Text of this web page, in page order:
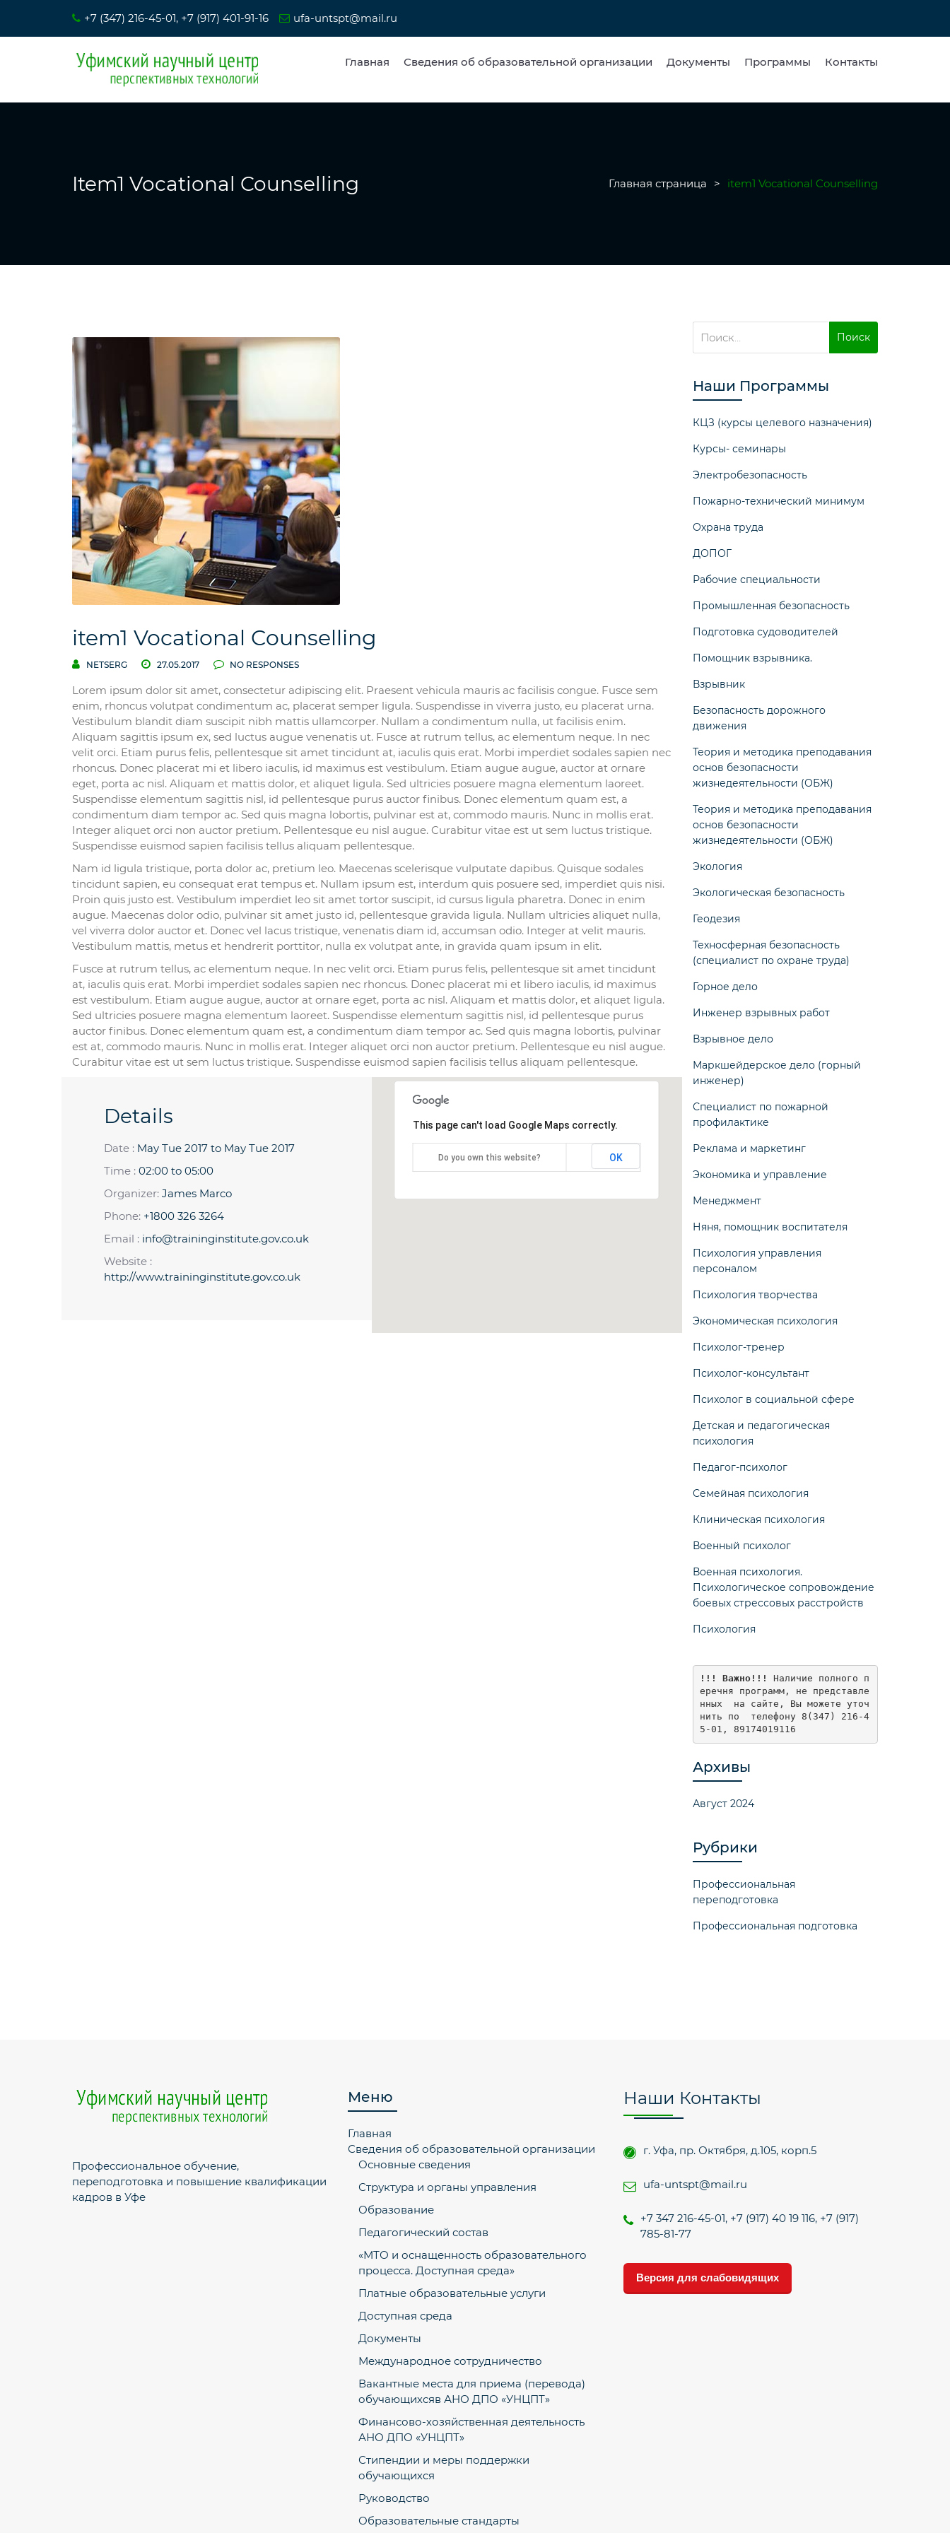
+7 (347) 216-45-01, +7 (917) 401-91-16 ufa-untspt@mail.ru
Главная Сведения об образовательной организации Документы Программы Контакты
Item1 Vocational Counselling Главная страница > item1 Vocational Counselling
item1 Vocational Counselling
NETSERG 27.05.2017 NO RESPONSES
Lorem ipsum dolor sit amet, consectetur adipiscing elit. Praesent vehicula mauris ac facilisis congue. Fusce sem
enim, rhoncus volutpat condimentum ac, placerat semper ligula. Suspendisse in viverra justo, eu placerat urna.
Vestibulum blandit diam suscipit nibh mattis ullamcorper. Nullam a condimentum nulla, ut facilisis enim.
Aliquam sagittis ipsum ex, sed luctus augue venenatis ut. Fusce at rutrum tellus, ac elementum neque. In nec
velit orci. Etiam purus felis, pellentesque sit amet tincidunt at, iaculis quis erat. Morbi imperdiet sodales sapien nec
rhoncus. Donec placerat mi et libero iaculis, id maximus est vestibulum. Etiam augue augue, auctor at ornare
eget, porta ac nisl. Aliquam et mattis dolor, et aliquet ligula. Sed ultricies posuere magna elementum laoreet.
Suspendisse elementum sagittis nisl, id pellentesque purus auctor finibus. Donec elementum quam est, a
condimentum diam tempor ac. Sed quis magna lobortis, pulvinar est at, commodo mauris. Nunc in mollis erat.
Integer aliquet orci non auctor pretium. Pellentesque eu nisl augue. Curabitur vitae est ut sem luctus tristique.
Suspendisse euismod sapien facilisis tellus aliquam pellentesque.
Nam id ligula tristique, porta dolor ac, pretium leo. Maecenas scelerisque vulputate dapibus. Quisque sodales
tincidunt sapien, eu consequat erat tempus et. Nullam ipsum est, interdum quis posuere sed, imperdiet quis nisi.
Proin quis justo est. Vestibulum imperdiet leo sit amet tortor suscipit, id cursus ligula pharetra. Donec in enim
augue. Maecenas dolor odio, pulvinar sit amet justo id, pellentesque gravida ligula. Nullam ultricies aliquet nulla,
vel viverra dolor auctor et. Donec vel lacus tristique, venenatis diam id, accumsan odio. Integer at velit mauris.
Vestibulum mattis, metus et hendrerit porttitor, nulla ex volutpat ante, in gravida quam ipsum in elit.
Fusce at rutrum tellus, ac elementum neque. In nec velit orci. Etiam purus felis, pellentesque sit amet tincidunt
at, iaculis quis erat. Morbi imperdiet sodales sapien nec rhoncus. Donec placerat mi et libero iaculis, id maximus
est vestibulum. Etiam augue augue, auctor at ornare eget, porta ac nisl. Aliquam et mattis dolor, et aliquet ligula.
Sed ultricies posuere magna elementum laoreet. Suspendisse elementum sagittis nisl, id pellentesque purus
auctor finibus. Donec elementum quam est, a condimentum diam tempor ac. Sed quis magna lobortis, pulvinar
est at, commodo mauris. Nunc in mollis erat. Integer aliquet orci non auctor pretium. Pellentesque eu nisl augue.
Curabitur vitae est ut sem luctus tristique. Suspendisse euismod sapien facilisis tellus aliquam pellentesque.
Details
Date : May Tue 2017 to May Tue 2017
Time : 02:00 to 05:00
Organizer: James Marco
Phone: +1800 326 3264
Email : info@traininginstitute.gov.co.uk
Website :
http://www.traininginstitute.gov.co.uk
This page can't load Google Maps correctly.
Do you own this website? OK
Наши Программы
КЦЗ (курсы целевого назначения)
Курсы- семинары
Электробезопасность
Пожарно-технический минимум
Охрана труда
ДОПОГ
Рабочие специальности
Промышленная безопасность
Подготовка судоводителей
Помощник взрывника.
Взрывник
Безопасность дорожного
движения
Теория и методика преподавания
основ безопасности
жизнедеятельности (ОБЖ)
Теория и методика преподавания
основ безопасности
жизнедеятельности (ОБЖ)
Экология
Экологическая безопасность
Геодезия
Техносферная безопасность
(специалист по охране труда)
Горное дело
Инженер взрывных работ
Взрывное дело
Маркшейдерское дело (горный
инженер)
Специалист по пожарной
профилактике
Реклама и маркетинг
Экономика и управление
Менеджмент
Няня, помощник воспитателя
Психология управления
персоналом
Психология творчества
Экономическая психология
Психолог-тренер
Психолог-консультант
Психолог в социальной сфере
Детская и педагогическая
психология
Педагог-психолог
Семейная психология
Клиническая психология
Военный психолог
Военная психология.
Психологическое сопровождение
боевых стрессовых расстройств
Психология
!!! Важно!!!
Наличие полного п
еречня программ, не представле
нных  на сайте, Вы можете уточ
нить по  телефону 8(347) 216-4
5-01, 89174019116
Архивы
Август 2024
Рубрики
Профессиональная
переподготовка
Профессиональная подготовка
Профессиональное обучение,
переподготовка и повышение квалификации
кадров в Уфе
Меню
Главная
Сведения об образовательной организации
Основные сведения
Структура и органы управления
Образование
Педагогический состав
«МТО и оснащенность образовательного
процесса. Доступная среда»
Платные образовательные услуги
Доступная среда
Документы
Международное сотрудничество
Вакантные места для приема (перевода)
обучающихсяв АНО ДПО «УНЦПТ»
Финансово-хозяйственная деятельность
АНО ДПО «УНЦПТ»
Стипендии и меры поддержки
обучающихся
Руководство
Образовательные стандарты
Наши Контакты
г. Уфа, пр. Октября, д.105, корп.5
ufa-untspt@mail.ru
+7 347 216-45-01, +7 (917) 40 19 116, +7 (917)
785-81-77
Версия для слабовидящих